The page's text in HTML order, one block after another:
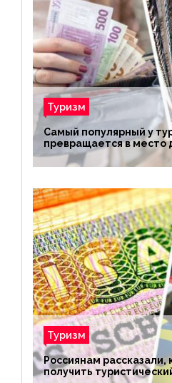
Туризм
Самый популярный у
превращается в место
Туризм
Россиянам
получить